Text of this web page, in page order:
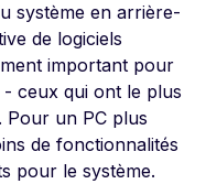
système en arrière-
de logiciels
important pour
ceux qui ont le plus
Pour un PC plus
de fonctionnalités
pour le système.